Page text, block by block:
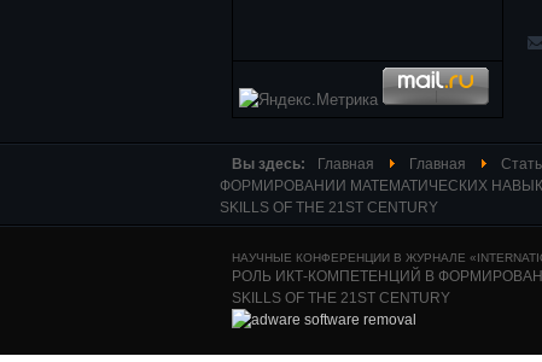
Вы здесь: Главная Главная
ФОРМИРОВАНИИ МАТЕМАТИЧЕСКИХ НАВЫКОВ
SKILLS OF THE 21ST CENTURY
НАУЧНЫЕ КОНФЕРЕНЦИИ В ЖУРНАЛЕ
РОЛЬ ИКТ-КОМПЕТЕНЦИЙ В ФОРМИРОВАНИИ
SKILLS OF THE 21ST CENTURY